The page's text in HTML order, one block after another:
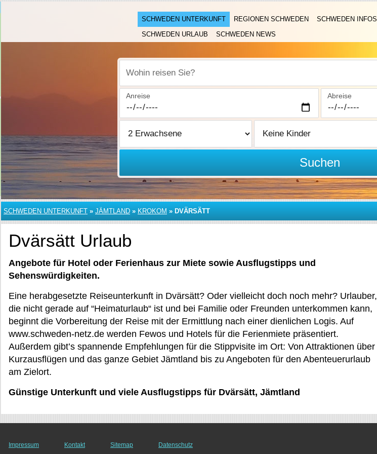
SCHWEDEN UNTERKUNFT REGIONEN SCHWEDEN
SCHWEDEN INFOS
SCHWEDEN URLAUB
SCHWEDEN NEWS
Wohin reisen Sie?
Anreise Abreise
Suchen
SCHWEDEN UNTERKUNFT » JÄMTLAND » KROKOM » DVÄRSÄTT
Dvärsätt Urlaub
Angebote für Hotel oder Ferienhaus zur Miete sowie Ausflugstipps und
Sehenswürdigkeiten.
Eine herabgesetzte Reiseunterkunft in Dvärsätt? Oder vielleicht doch noch mehr? Urlauber,
die nicht gerade auf “Heimaturlaub“ ist und bei Familie oder Freunden unterkommen kann,
beginnt die Vorbereitung der Reise mit der Ermittlung nach einer dienlichen Logis. Auf
www.schweden-netz.de werden Fewos und Hotels für die Ferienmiete präsentiert.
Außerdem gibt’s spannende Empfehlungen für die Stippvisite im Ort: Von Attraktionen über
Kurzausflügen und das ganze Gebiet Jämtland bis zu Angeboten für den Abenteuerurlaub
am Zielort.
Günstige Unterkunft und viele Ausflugstipps für Dvärsätt, Jämtland
Impressum Kontakt Sitemap Datenschutz